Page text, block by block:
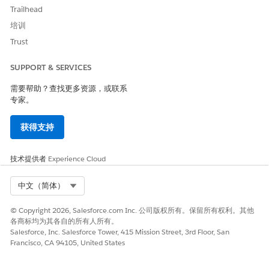
与每个版本关联的变更请求的详细信息是什么，包括类型、优先
Trailhead
培训
Trust
SUPPORT & SERVICES
需要帮助？查找更多资源，或联系
专家。
获得支持
技术提供者 Experience Cloud
中文（简体）
© Copyright 2026, Salesforce.com Inc. 公司版权所有。保留所有权利。其他
各商标均为其各自的所有人所有。
Salesforce, Inc. Salesforce Tower, 415 Mission Street, 3rd Floor, San
Francisco, CA 94105, United States